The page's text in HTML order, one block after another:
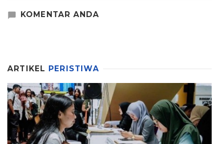
KOMENTAR ANDA
ARTIKEL PERISTIWA